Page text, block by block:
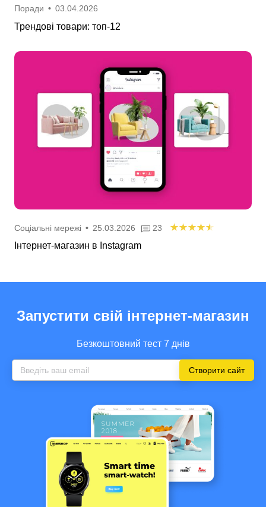
Поради • 03.04.2026
Трендові товари: топ-12
Соціальні мережі • 25.03.2026 23
Інтернет-магазин в Instagram
Запустити свій інтернет-магазин
Безкоштовний тест 7 днів
Створити сайт